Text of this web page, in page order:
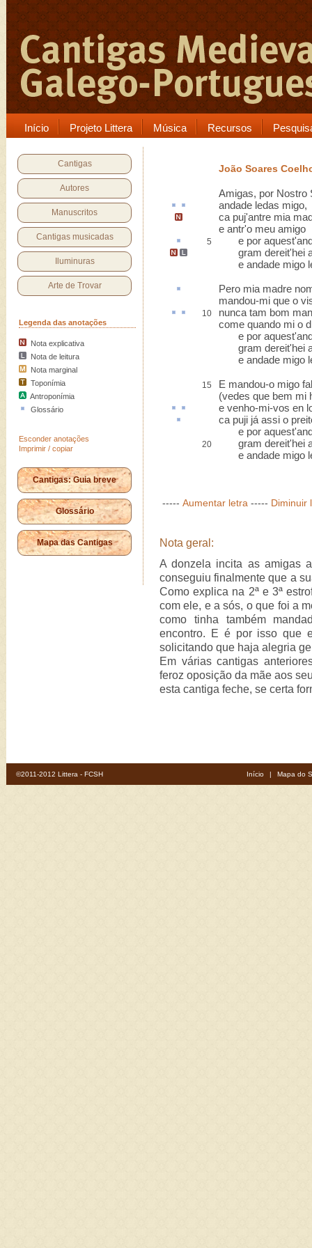
Início Projeto Littera Música Recursos
Cantigas
Autores
Manuscritos
Cantigas musicadas
Iluminuras
Arte de Trovar
Legenda das anotações
Nota explicativa
Nota de leitura
Nota marginal
Toponímia
Antroponímia
Glossário
Esconder anotações
Imprimir / copiar
Cantigas: Guia breve
Glossário
Mapa das Cantigas
João Soares
Amigas, por Nostro
andade ledas migo,
ca puj'antre mia
e antr'o meu amigo
5 e por aquest
gram dereit'hei
e andade migo
Pero mia madre
mandou-mi que o
10 nunca tam bom
come quando mi o
e por
gram dereit'hei a
e andade migo
15
E mandou-o migo
(vedes que bem mi
e venho-mi-vos en
ca puji já assi o
e por
20
gram dereit'hei a
e andade migo
----- Aumentar letra ----- Diminuir
Nota geral:
A donzela incita as amigas
conseguiu finalmente que a
Como explica na 2ª e 3ª
com ele, e a sós, o que foi a
como tinha também
encontro. E é por isso que
solicitando que haja alegria
Em várias cantigas
feroz oposição da mãe aos
esta cantiga feche, se certa
©2011-2012 Littera - FCSH Início | Mapa do